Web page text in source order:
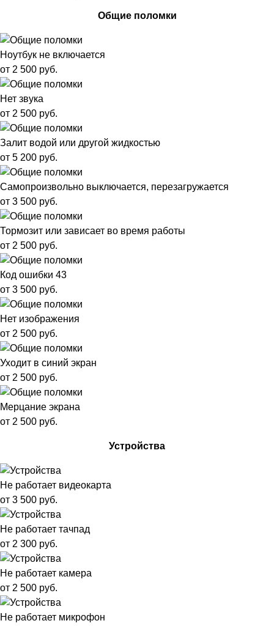
Общие поломки
Ноутбук не включается
от 2 500 руб.
Нет звука
от 2 500 руб.
Залит водой или другой жидкостью
от 5 200 руб.
Самопроизвольно выключается, перезагружается
от 3 500 руб.
Тормозит или зависает во время работы
от 2 500 руб.
Код ошибки 43
от 3 500 руб.
Нет изображения
от 2 500 руб.
Уходит в синий экран
от 2 500 руб.
Мерцание экрана
от 2 500 руб.
Устройства
Не работает видеокарта
от 3 500 руб.
Не работает тачпад
от 2 300 руб.
Не работает камера
от 2 500 руб.
Не работает микрофон